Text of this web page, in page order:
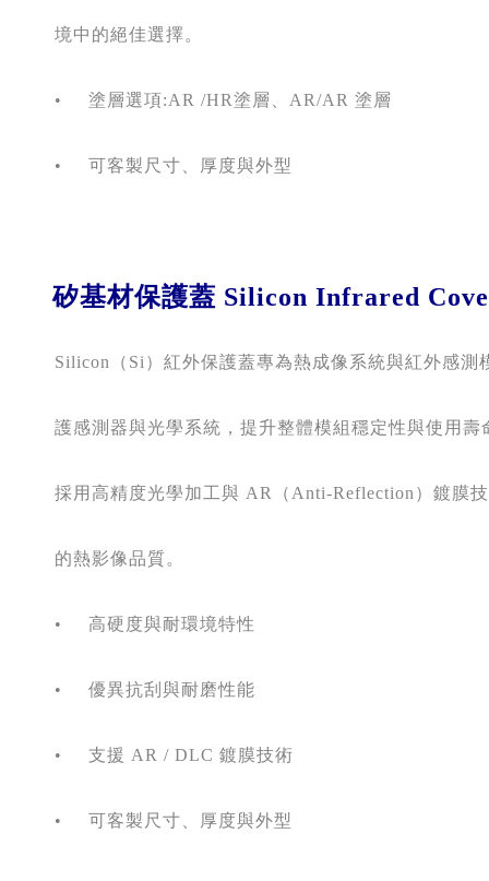
      境中的絕佳選擇。
      •
塗層選項:AR /HR塗層、 AR/AR 塗層
      •
可客製尺寸、厚度與外型
    矽基材保護蓋
Silicon Infrared
      Silicon
（ Si ）紅外保護蓋專為熱成像系統與紅外感
護感測器與光學系統，提升整體模組穩定性與使用壽
      採用高精度光學加工與
AR （ Anti-Reflection ）鍍膜
      的熱影像品質。
      •
高硬度與耐環境特性
      •
優異抗刮與耐磨性能
      •
支援 AR / DLC 鍍膜技術
      •
可客製尺寸、厚度與外型